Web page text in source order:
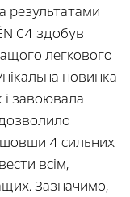
результатами
C4 здобув
легкового
новинка
і завоювала
4 сильних
всім,
Зазначимо,